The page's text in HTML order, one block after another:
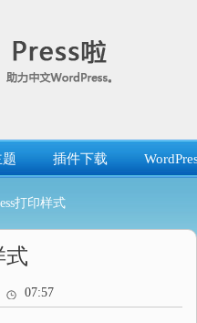
插件下载
打印样式
式
07:57